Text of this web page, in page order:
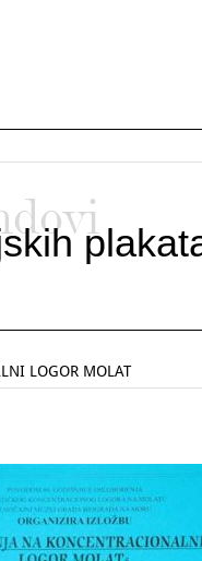
LOGOR MOLAT